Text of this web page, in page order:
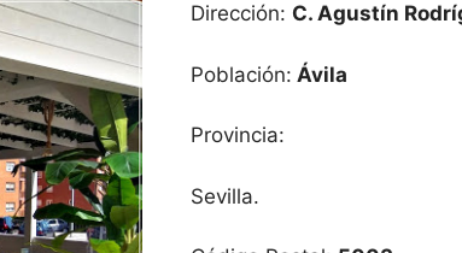
Dirección: C. Agustín
Población: Ávila‎
Provincia:
Sevilla.